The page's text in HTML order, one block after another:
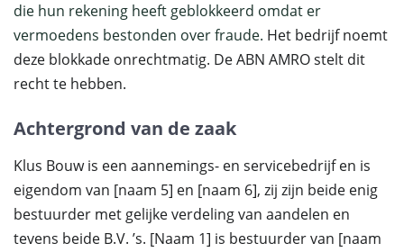
die hun rekening heeft geblokkeerd omdat er
vermoedens bestonden over fraude. Het bedrijf noemt
deze blokkade onrechtmatig. De ABN AMRO stelt dit
recht te hebben.
Achtergrond van de zaak
Klus Bouw is een aannemings- en servicebedrijf en is
eigendom van [naam 5] en [naam 6], zij zijn beide enig
bestuurder met gelijke verdeling van aandelen en
tevens beide B.V. ’s. [Naam 1] is bestuurder van [naam